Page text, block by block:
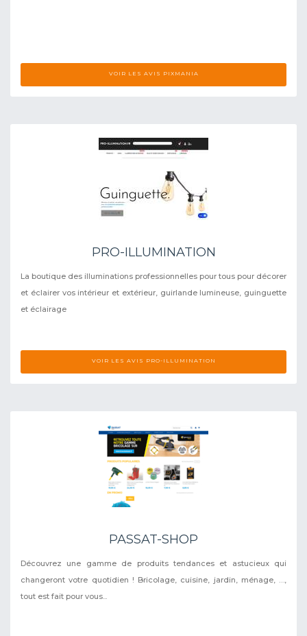
VOIR LES AVIS PIXMANIA
PRO-ILLUMINATION
La boutique des illuminations professionnelles pour tous pour décorer
et éclairer vos intérieur et extérieur, guirlande lumineuse, guinguette
et éclairage
VOIR LES AVIS PRO-ILLUMINATION
PASSAT-SHOP
Découvrez une gamme de produits tendances et astucieux qui
changeront votre quotidien ! Bricolage, cuisine, jardin, ménage, …,
tout est fait pour vous...